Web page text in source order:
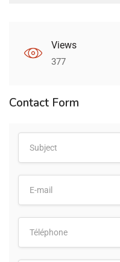
Views
377
Contact Form